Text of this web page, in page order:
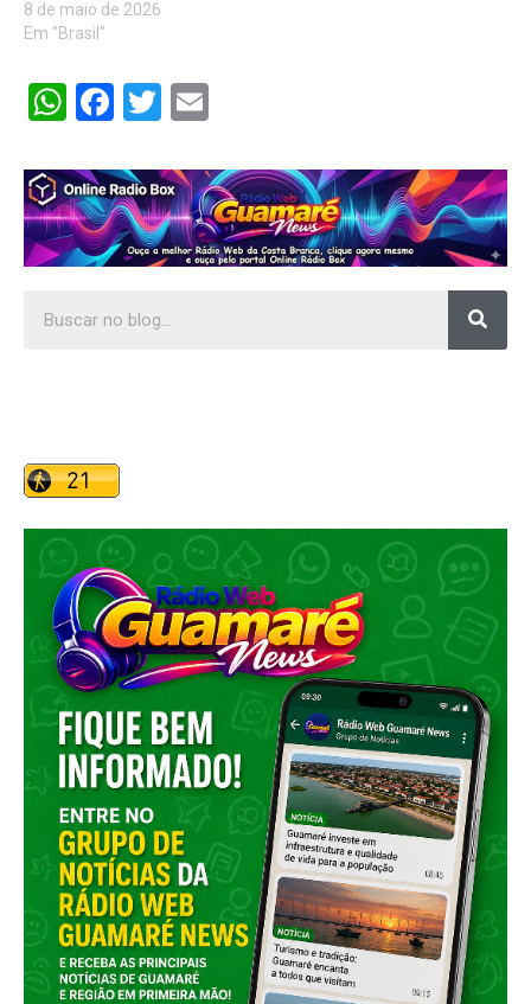
8 de maio de 2026
Em "Brasil"
WhatsApp
Facebook
Twitter